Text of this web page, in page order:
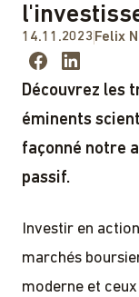
14.11.2023 Felix
Découvrez les
éminents
façonné notre
passif.
Investir en
marchés
moderne et